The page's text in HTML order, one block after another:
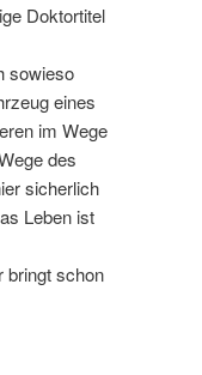
Doktortitel
sowieso
eines
im Wege
des
sicherlich
Leben ist
bringt schon